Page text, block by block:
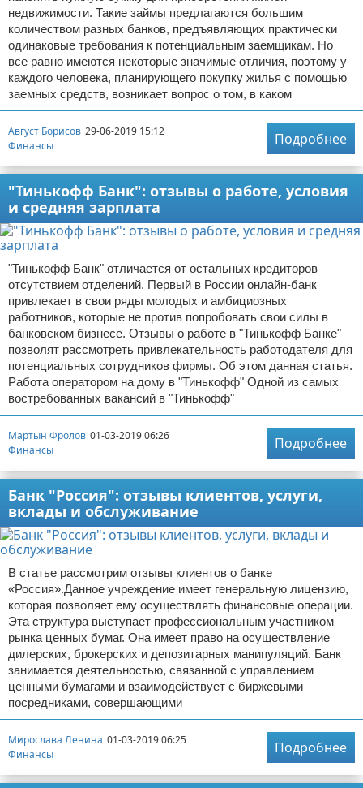
недвижимости. Такие займы предлагаются большим
количеством разных банков, предъявляющих практически
одинаковые требования к потенциальным заемщикам. Но
все равно имеются некоторые значимые отличия, поэтому у
каждого человека, планирующего покупку жилья с помощью
заемных средств, возникает вопрос о том, в каком
Август Борисов 29-06-2019 15:12
Финансы
Подробнее
"Тинькофф Банк": отзывы о работе, условия
и средняя зарплата
"Тинькофф Банк" отличается от остальных кредиторов
отсутствием отделений. Первый в России онлайн-банк
привлекает в свои ряды молодых и амбициозных
работников, которые не против попробовать свои силы в
банковском бизнесе. Отзывы о работе в "Тинькофф Банке"
позволят рассмотреть привлекательность работодателя для
потенциальных сотрудников фирмы. Об этом данная статья.
Работа оператором на дому в "Тинькофф" Одной из самых
востребованных вакансий в "Тинькофф"
Мартын Фролов 01-03-2019 06:26
Финансы
Подробнее
Банк "Россия": отзывы клиентов, услуги,
вклады и обслуживание
В статье рассмотрим отзывы клиентов о банке
«Россия».Данное учреждение имеет генеральную лицензию,
которая позволяет ему осуществлять финансовые операции.
Эта структура выступает профессиональным участником
рынка ценных бумаг. Она имеет право на осуществление
дилерских, брокерских и депозитарных манипуляций. Банк
занимается деятельностью, связанной с управлением
ценными бумагами и взаимодействует с биржевыми
посредниками, совершающими
Мирослава Ленина 01-03-2019 06:25
Финансы
Подробнее